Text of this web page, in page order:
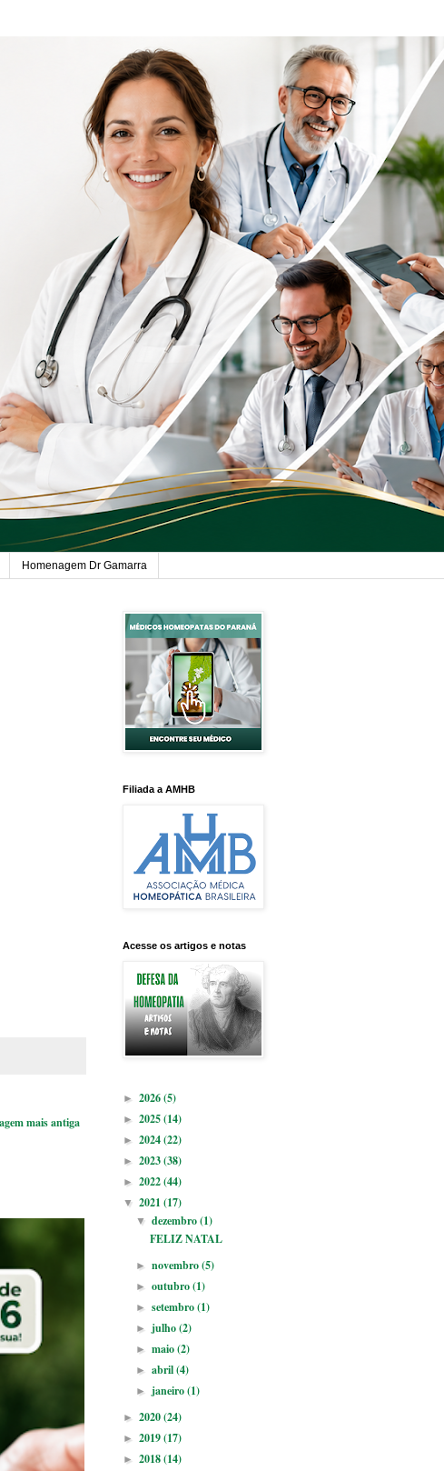
Homenagem Dr Gamarra
mais antiga
Filiada a AMHB
Acesse os artigos e notas
► 2026(5)
► 2025(14)
► 2024(22)
► 2023(38)
► 2022(44)
▼ 2021 (17)
▼dezembro(1)
FELIZ NATAL
►novembro(5)
►outubro(1)
►setembro(1)
►julho(2)
►maio(2)
►abril(4)
►janeiro(1)
► 2020(24)
► 2019(17)
► 2018(14)